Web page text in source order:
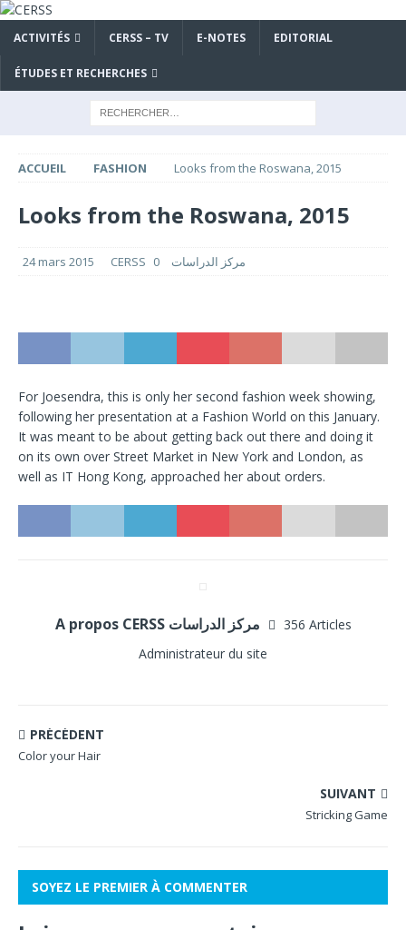
ACTIVITÉS CERSS – TV E-NOTES EDITORIAL
ÉTUDES ET RECHERCHES
ACCUEIL FASHION Looks from the Roswana, 2015
Looks from the Roswana, 2015
24 mars 2015 CERSS مركز الدراسات 0
For Joesendra, this is only her second fashion week showing,
following her presentation at a Fashion World on this January.
It was meant to be about getting back out there and doing it
on its own over Street Market in New York and London, as
well as IT Hong Kong, approached her about orders.
356 Articles
Administrateur du site
PRÉCÉDENT
Color your Hair
SUIVANT
Stricking Game
SOYEZ LE PREMIER À COMMENTER